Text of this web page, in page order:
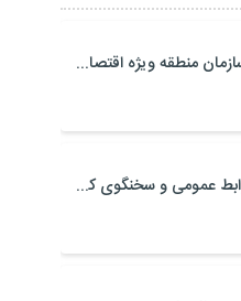
پیام تبریک مدیرعامل سازمان منطقه ویژه اقتصادی پتروشیمی به مناسبت روز خبرنگار
اطلاعیه فوری و مهم روابط عمومی و سخنگوی کمیته مدیریت بحران منطقه ويژه اقتصادی پتروشيمی